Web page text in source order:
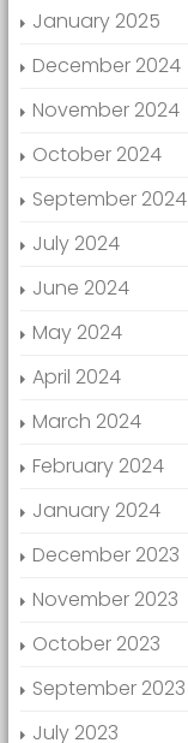
January 2025
December 2024
November 2024
October 2024
September 2024
July 2024
June 2024
May 2024
April 2024
March 2024
February 2024
January 2024
December 2023
November 2023
October 2023
September 2023
July 2023